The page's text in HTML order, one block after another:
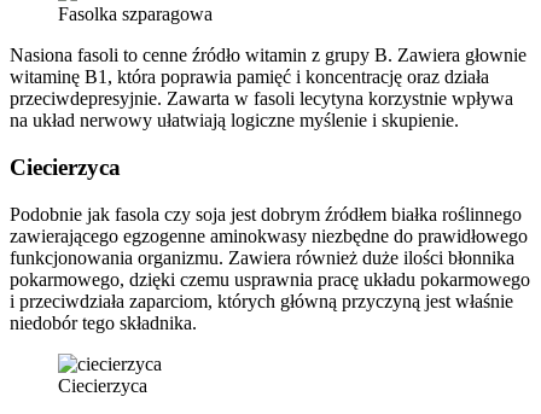
Fasolka szparagowa
Nasiona fasoli to cenne źródło witamin z grupy B. Zawiera głownie
witaminę B1, która poprawia pamięć i koncentrację oraz działa
przeciwdepresyjnie. Zawarta w fasoli lecytyna korzystnie wpływa
na układ nerwowy ułatwiają logiczne myślenie i skupienie.
Ciecierzyca
Podobnie jak fasola czy soja jest dobrym źródłem białka roślinnego
zawierającego egzogenne aminokwasy niezbędne do prawidłowego
funkcjonowania organizmu. Zawiera również duże ilości błonnika
pokarmowego, dzięki czemu usprawnia pracę układu pokarmowego
i przeciwdziała zaparciom, których główną przyczyną jest właśnie
niedobór tego składnika.
Ciecierzyca